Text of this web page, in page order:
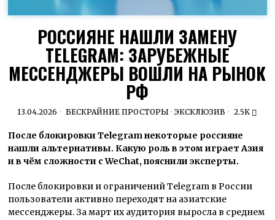
РОССИЯНЕ НАШЛИ ЗАМЕНУ
TELEGRAM: ЗАРУБЕЖНЫЕ
МЕССЕНДЖЕРЫ ВОШЛИ НА РЫНОК
РФ
13.04.2026 БЕСКРАЙНИЕ ПРОСТОРЫ · ЭКСКЛЮЗИВ 2.5K
После блокировки Telegram некоторые россияне
нашли альтернативы. Какую роль в этом играет Азия
и в чём сложности с WeChat, пояснили эксперты.
После блокировки и ограничений Telegram в России
пользователи активно переходят на азиатские
мессенджеры. За март их аудитория выросла в среднем